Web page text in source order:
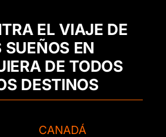
EL VIAJE DE
SUEÑOS EN
DE TODOS
DESTINOS
CANADÁ